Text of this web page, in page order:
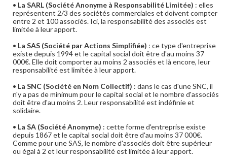
• La SARL (Société Anonyme à Responsabilité Limitée) : elles
représentent 2/3 des sociétés commerciales et doivent compter
entre 2 et 100 associés. Ici, la responsabilité des associés est
limitée à leur apport.
• La SAS (Société par Actions Simplifiée) : ce type d'entreprise
existe depuis 1994 et le capital social doit être d'au moins 37
000€. Elle doit comporter au moins 2 associés et là encore, leur
responsabilité est limitée à leur apport.
• La SNC (Société en Nom Collectif) : dans le cas d'une SNC, il
n'y a pas de minimum pour le capital social et le nombre d'associés
doit être d'au moins 2. Leur responsabilité est indéfinie et
solidaire.
• La SA (Société Anonyme) : cette forme d'entreprise existe
depuis 1867 et le capital social doit être d'au moins 37 000€.
Comme pour une SAS, le nombre d'associés doit être supérieur
ou égal à 2 et leur responsabilité est limitée à leur apport.